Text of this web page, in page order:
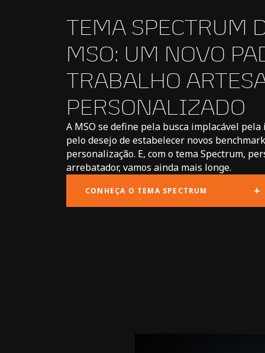
TEMA SPECTRUM
MSO: UM NOVO
TRABALHO
PERSONALIZADO
A MSO se define pela busca implacável
pelo desejo de estabelecer novos
personalização. E, com o tema Spectrum,
arrebatador, vamos ainda mais longe.
CONHEÇA O TEMA SPECTRUM +